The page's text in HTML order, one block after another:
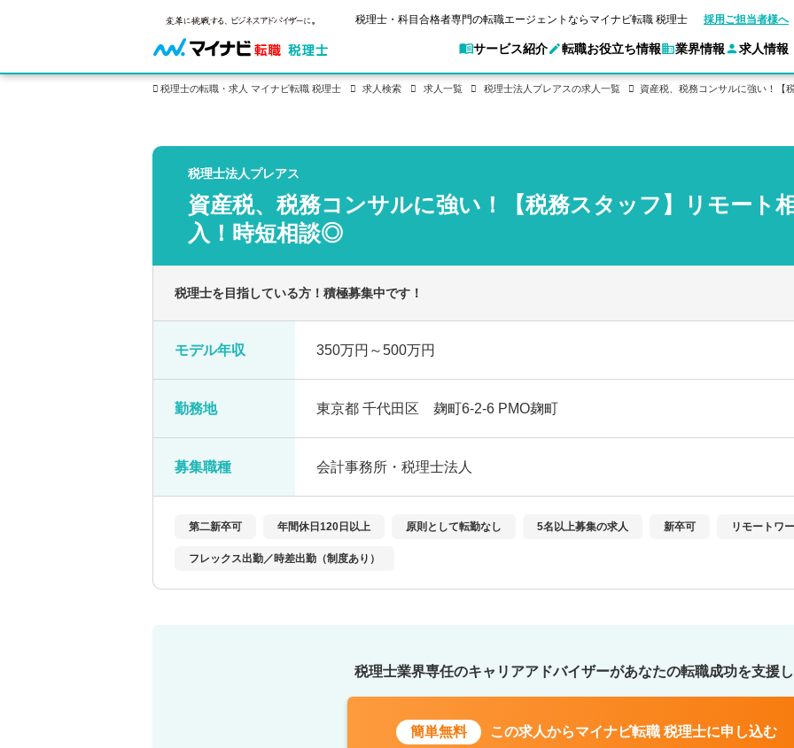
税理士・科目合格者専門の転職エージェントならマイナビ転職 税理士 採用ご担当者様へ
サービス紹介
サービス紹介
マイナビ転職 税理士とは？ ご利用ガイド
キ
転職成功事例
非公開求人とは？
ご
転職お役立ち情報
転職お役立ち情報
ご状況別転職ガイド
はじめての転職の方へ
2回目以降の転職の方へ
科目合格者の転職
転職活動お役
年収診断
業界情報
業界情報
税理士試験情報
試験科目の一覧と概要
税理士試験合格後の流れ
企業情報
求人情報
求人情報
保有資格別求人情報
税理士科目合格の転職
業界別求人情報
会計事務所・税理士法人への転職
税理士の転職・求人 マイナビ転職 税理士 求人検索 求人一覧 税理士法人プレアスの求人一覧 資産税、税務コンサルに強い！【
税理士法人プレアス
資産税、税務コンサルに強い！【税務スタッフ】リモート
入！時短相談◎
税理士を目指している方！積極募集中です！
モデル年収 350万円～500万円
勤務地 東京都 千代田区 麹町6-2-6 PMO麹町
募集職種 会計事務所・税理士法人
第二新卒可 年間休日120日以上 原則として転勤なし 5名以上募集の求人 新卒可 リモートワ
フレックス出勤／時差出勤（制度あり）
税理士業界専任のキャリアアドバイザーがあなたの転職成功を支援
簡単無料 この求人からマイナビ転職 税理士に申し込む